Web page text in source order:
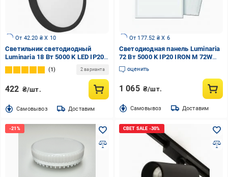
От 42.20 ₴ X 10
Светильник светодиодный
Luminaria 18 Вт 5000 K LED IP20
GLR-18W 5000K BLACK
1 2 варианта
422 ₴/шт.
Cамовывоз Доставим
От 177.52 ₴ X 6
Светодиодная панель Luminaria
72 Вт 5000 K IP20 IRON M 72W
5000K
оценить
1 065 ₴/шт.
Cамовывоз Доставим